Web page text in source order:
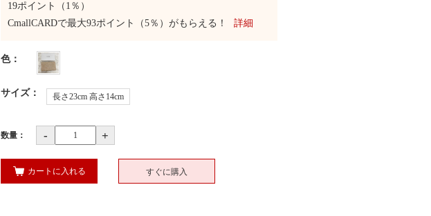
19ポイント（1％）
CmallCARDで最大93ポイント（5％）がもらえる！ 詳細
色：
サイズ： 長さ23cm 高さ14cm
数量： - +
カートに入れる すぐに購入